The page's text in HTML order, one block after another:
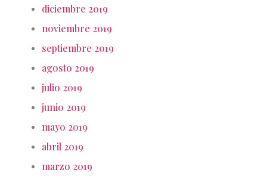
diciembre 2019
noviembre 2019
septiembre 2019
agosto 2019
julio 2019
junio 2019
mayo 2019
abril 2019
marzo 2019